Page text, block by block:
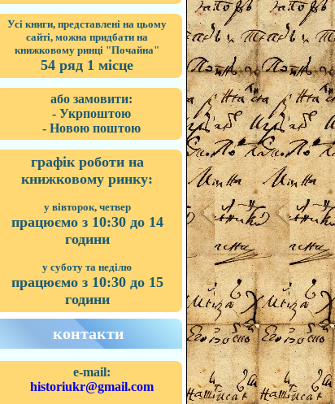
Усі книги, представлені на цьому
сайті, можна придбати на
книжковому ринці "Почайна"
54 ряд 1 місце
або замовити:
- Укрпоштою
- Новою поштою
графік роботи на
книжковому ринку:
у вівторок, четвер
працюємо з 10:30 до 14
години
у суботу та неділю
працюємо з 10:30 до 15
години
контакти
e-mail:
historiukr@gmail.com